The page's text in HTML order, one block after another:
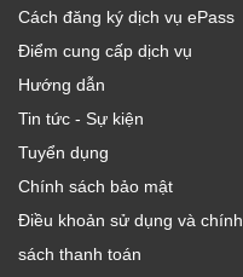
Cách đăng ký dịch vụ ePass
Điểm cung cấp dịch vụ
Hướng dẫn
Tin tức - Sự kiện
Tuyển dụng
Chính sách bảo mật
Điều khoản sử dụng và chính
sách thanh toán